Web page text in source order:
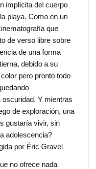
implícita del cuerpo
playa. Como en un
que
de verso libre sobre
de una forma
debido a su
pero pronto todo
Y mientras
de exploración, una
gustaría vivir, sin
adolescencia?
por Éric Gravel
no ofrece nada